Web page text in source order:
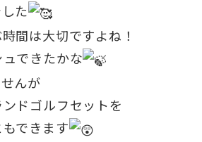
た
間は大切ですよね！
できたかな
んが
ドゴルフセットを
できます